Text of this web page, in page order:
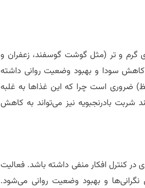
گرم و تر (مثل گوشت گوسفند، زعفران و
کاهش سودا و بهبود وضعیت روانی داشته
ضروری است چرا که این غذاها به غلبه
بادرنجبویه نیز می‌تواند به کاهش
در کنترل افکار منفی داشته باشد. فعالیت
و بهبود وضعیت روانی می‌شود.